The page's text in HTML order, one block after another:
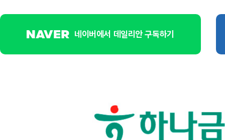
네이버에서 데일리안 구독하기